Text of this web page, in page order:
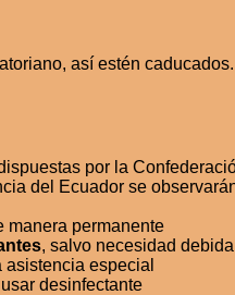
así estén caducados.
por la
del Ecuador se
manera permanente
, salvo necesidad
especial
desinfectante